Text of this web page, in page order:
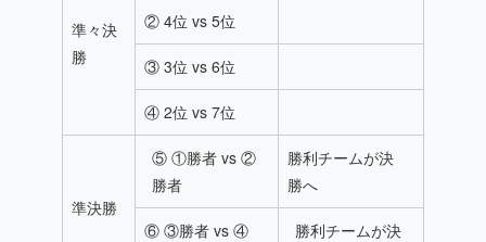
準々決
勝
② 4位 vs 5位
③ 3位 vs 6位
④ 2位 vs 7位
準決勝
⑤ ①勝者 vs ②
勝者
勝利チームが決
勝へ
⑥ ③勝者 vs ④
勝利チームが決